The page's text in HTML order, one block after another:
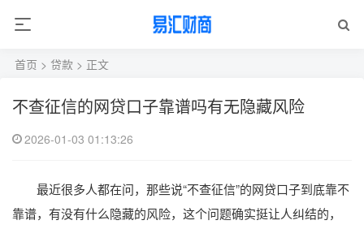
首页 > 贷款 > 正文
不查征信的网贷口子靠谱吗有无隐藏风险
2026-01-03 01:13:26
最近很多人都在问，那些说“不查征信”的网贷口子到底靠不
靠谱，有没有什么隐藏的风险，这个问题确实挺让人纠结的，